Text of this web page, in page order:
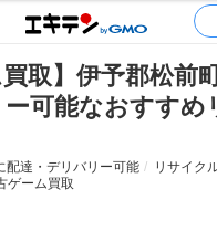
買取】伊予郡松前
可能なおすすめ
配達・デリバリー可能
リサイク
ゲーム買取